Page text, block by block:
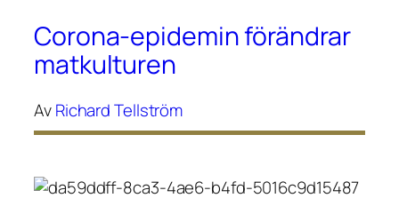
Corona-epidemin förändrar
matkulturen
AvRichard Tellström